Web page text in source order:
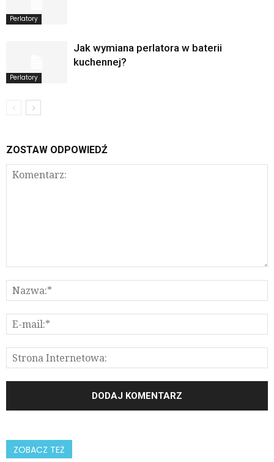
Perlatory
Perlatory
Jak wymiana perlatora w baterii
kuchennej?
ZOSTAW ODPOWIEDŹ
ZOBACZ TEŻ